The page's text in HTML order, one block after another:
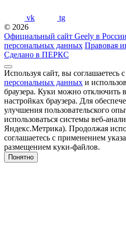
vk
tg
© 2026
Официальный сайт Geely в России
персональных данных Правовая
Сделано в ПЕРКС
Используя сайт, вы соглашаетесь с
персональных данных и
браузера. Куки можно отключить
настройках браузера. Для
улучшения пользовательского
использоваться системы веб-
Яндекс.Метрика). Продолжая
соглашаетесь с применением
размещением куки-файлов.
Понятно